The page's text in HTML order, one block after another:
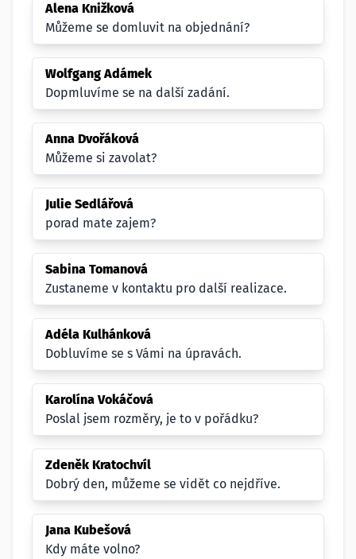
Alena Knižková
Můžeme se domluvit na objednání?
Wolfgang Adámek
Dopmluvíme se na další zadání.
Anna Dvořáková
Můžeme si zavolat?
Julie Sedlářová
porad mate zajem?
Sabina Tomanová
Zustaneme v kontaktu pro další realizace.
Adéla Kulhánková
Dobluvíme se s Vámi na úpravách.
Karolína Vokáčová
Poslal jsem rozměry, je to v pořádku?
Zdeněk Kratochvíl
Dobrý den, můžeme se vidět co nejdříve.
Jana Kubešová
Kdy máte volno?